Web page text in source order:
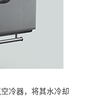
冷器，将其水冷却